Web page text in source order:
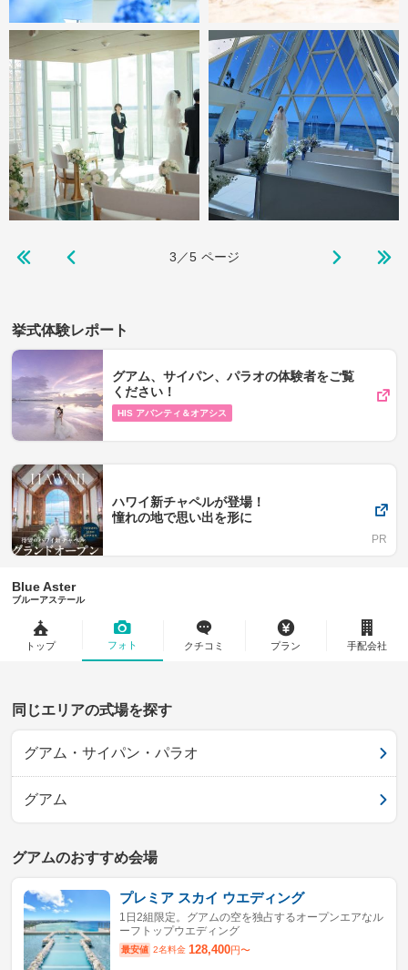
3／5 ページ
挙式体験レポート
グアム、サイパン、パラオの体験者をご覧
ください！
HIS アバンティ＆オアシス
ハワイ新チャペルが登場！
憧れの地で思い出を形に
Blue Aster
ブルーアステール
トップ フォト クチコミ プラン 手配会社
同じエリアの式場を探す
グアム・サイパン・パラオ
グアム
グアムのおすすめ会場
プレミア スカイ ウエディング
1日2組限定。グアムの空を独占するオープンエアなル
ーフトップウエディング
最安値 2名料金 128,400円〜